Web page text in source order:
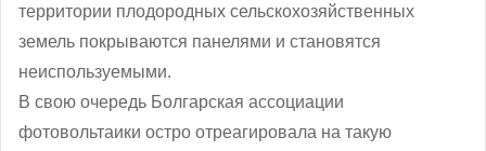
территории плодородных сельскохозяйственных
земель покрываются панелями и становятся
неиспользуемыми.
В свою очередь Болгарская ассоциации
фотовольтаики остро отреагировала на такую